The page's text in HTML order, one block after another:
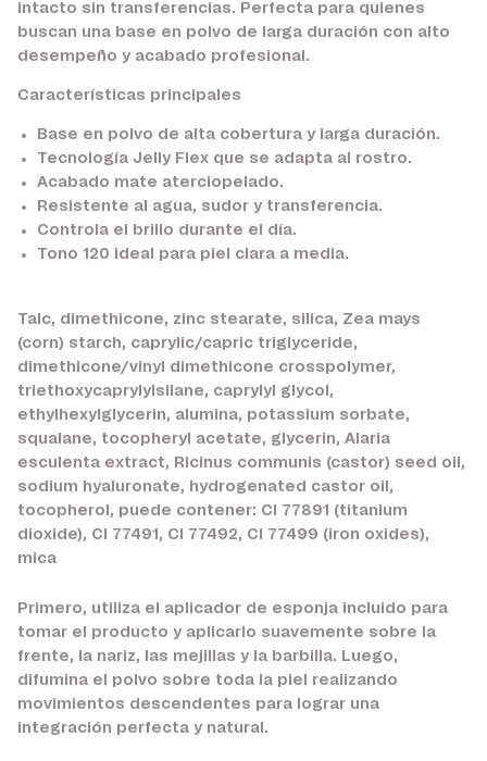
intacto sin transferencias. Perfecta para quienes
buscan una base en polvo de larga duración con alto
desempeño y acabado profesional.
Características principales
Base en polvo de alta cobertura y larga duración.
Tecnología Jelly Flex que se adapta al rostro.
Acabado mate aterciopelado.
Resistente al agua, sudor y transferencia.
Controla el brillo durante el día.
Tono 120 ideal para piel clara a media.
Talc, dimethicone, zinc stearate, silica, Zea mays
(corn) starch, caprylic/capric triglyceride,
dimethicone/vinyl dimethicone crosspolymer,
triethoxycaprylylsilane, caprylyl glycol,
ethylhexylglycerin, alumina, potassium sorbate,
squalane, tocopheryl acetate, glycerin, Alaria
esculenta extract, Ricinus communis (castor) seed oil,
sodium hyaluronate, hydrogenated castor oil,
tocopherol, puede contener: CI 77891 (titanium
dioxide), CI 77491, CI 77492, CI 77499 (iron oxides),
mica
Primero, utiliza el aplicador de esponja incluido para
tomar el producto y aplicarlo suavemente sobre la
frente, la nariz, las mejillas y la barbilla. Luego,
difumina el polvo sobre toda la piel realizando
movimientos descendentes para lograr una
integración perfecta y natural.